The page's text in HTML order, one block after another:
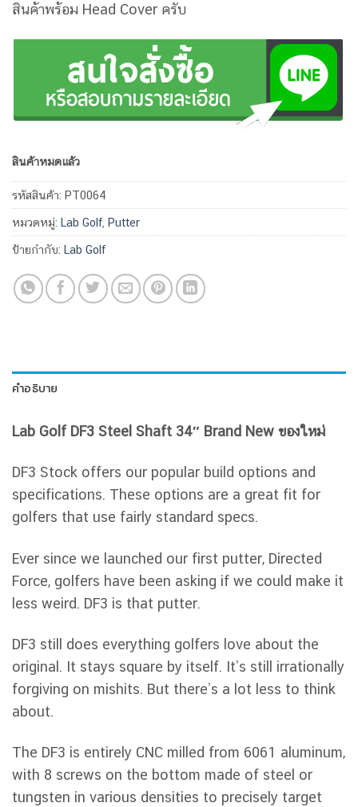
สินค้าพร้อม Head Cover ครับ
สินค้าหมดแล้ว
รหัสสินค้า: PT0064
หมวดหมู่: Lab Golf, Putter
ป้ายกำกับ: Lab Golf
คำอธิบาย
Lab Golf DF3 Steel Shaft 34″ Brand New ของใหม่
DF3 Stock offers our popular build options and
specifications. These options are a great fit for
golfers that use fairly standard specs.
Ever since we launched our first putter, Directed
Force, golfers have been asking if we could make it
less weird. DF3 is that putter.
DF3 still does everything golfers love about the
original. It stays square by itself. It’s still irrationally
forgiving on mishits. But there’s a lot less to think
about.
The DF3 is entirely CNC milled from 6061 aluminum,
with 8 screws on the bottom made of steel or
tungsten in various densities to precisely target